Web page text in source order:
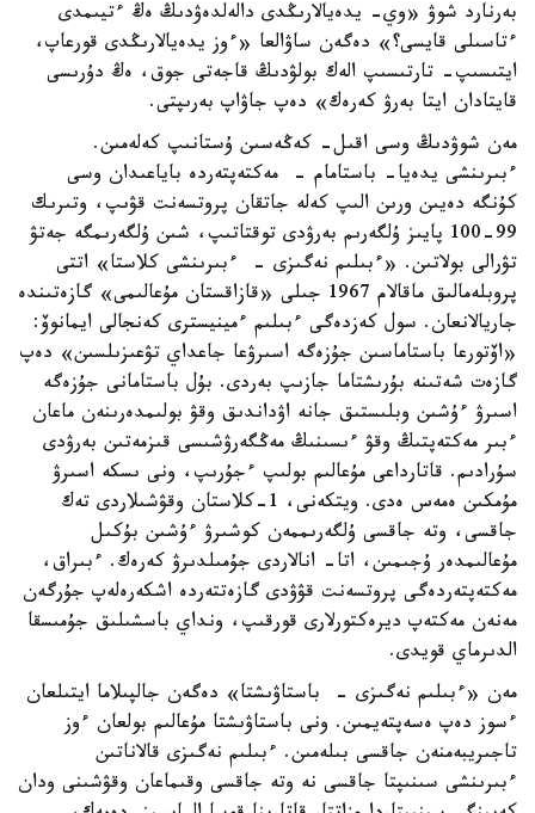
بەرنارد شوۋ «وي- يدەيالارىڭدى دالەلدەۋدىڭ ەڭ ءتيىمدى
ءتاسىلى قايسى؟» دەگەن ساۋالعا «ءوز يدەيالارىڭدى قورعاپ،
ايتىسىپ- تارتىسىپ الەك بولۋدىڭ قاجەتى جوق، ەڭ دۇرىسى
قايتادان ايتا بەرۋ كەرەك» دەپ جاۋاپ بەرىپتى.
مەن شوۋدىڭ وسى اقىل- كەڭەسىن ۇستانىپ كەلەمىن.
ءبىرىنشى يدەيا- باستامام - مەكتەپتەردە باياعىدان وسى
كۇنگە دەيىن ورىن الىپ كەلە جاتقان پروتسەنت قۋىپ، وتىرىك
99-100 پايىز ۇلگەرىم بەرۋدى توقتاتىپ، شىن ۇلگەرىمگە جەتۋ
تۋرالى بولاتىن. «ءبىلىم نەگىزى - ءبىرىنشى كلاستا» اتتى
پروبلەمالىق ماقالام 1967 جىلى «قازاقستان مۇعالىمى» گازەتىندە
جاريالانعان. سول كەزدەگى ءبىلىم ءمينيسترى كەنجالى ايمانوۆ:
«اۆتورعا باستاماسىن جۇزەگە اسىرۋعا جاعداي تۋعىزىلسىن» دەپ
گازەت شەتىنە بۇرىشتاما جازىپ بەردى. بۇل باستامانى جۇزەگە
اسىرۋ ءۇشىن وبلىستىق جانە اۋداندىق وقۋ بولىمدەرىنەن ماعان
ءبىر مەكتەپتىڭ وقۋ ءىسىنىڭ مەڭگەرۋشىسى قىزمەتىن بەرۋدى
سۇرادىم. قاتارداعى مۇعالىم بولىپ ءجۇرىپ، ونى ىسكە اسىرۋ
مۇمكىن ەمەس ەدى. ويتكەنى، 1-كلاستان وقۋشىلاردى تەك
جاقسى، وتە جاقسى ۇلگەرىممەن كوشىرۋ ءۇشىن بۇكىل
مۇعالىمدەر ۇجىمىن، اتا- انالاردى جۇمىلدىرۋ كەرەك. ءبىراق،
مەكتەپتەردەگى پروتسەنت قۋۋدى گازەتتەردە اشكەرەلەپ جۇرگەن
مەنەن مەكتەپ ديرەكتورلارى قورقىپ، ونداي باسشىلىق جۇمىسقا
الدىرماي قويدى.
مەن «ءبىلىم نەگىزى - باستاۋىشتا» دەگەن جالپىلاما ايتىلعان
ءسوز دەپ ەسەپتەيمىن. ونى باستاۋىشتا مۇعالىم بولعان ءوز
تاجىريبەمنەن جاقسى بىلەمىن. ءبىلىم نەگىزى قالاناتىن
ءبىرىنشى سىنىپتا جاقسى نە وتە جاقسى وقىماعان وقۋشىنى ودان